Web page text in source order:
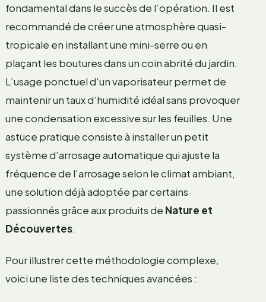
fondamental dans le succès de l’opération. Il est
recommandé de créer une atmosphère quasi-
tropicale en installant une mini-serre ou en
plaçant les boutures dans un coin abrité du jardin.
L’usage ponctuel d’un vaporisateur permet de
maintenir un taux d’humidité idéal sans provoquer
une condensation excessive sur les feuilles. Une
astuce pratique consiste à installer un petit
système d’arrosage automatique qui ajuste la
fréquence de l’arrosage selon le climat ambiant,
une solution déjà adoptée par certains
passionnés grâce aux produits de Nature et
Découvertes.
Pour illustrer cette méthodologie complexe,
voici une liste des techniques avancées :